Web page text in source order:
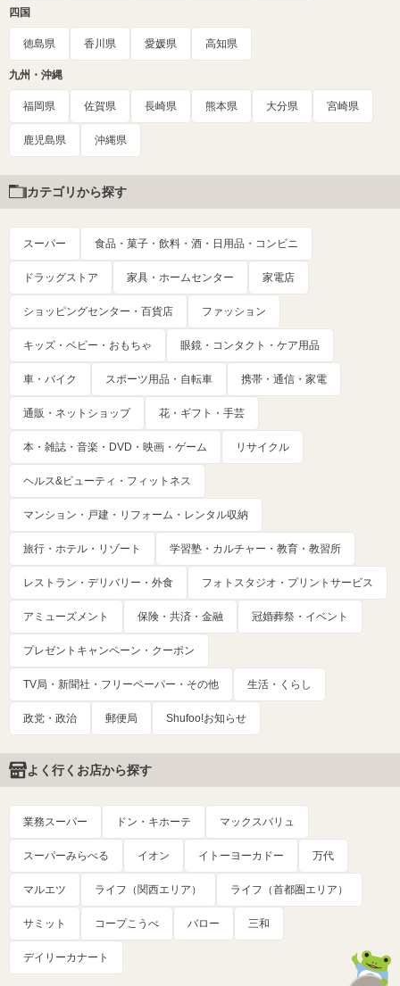
四国
徳島県 香川県 愛媛県 高知県
九州・沖縄
福岡県 佐賀県 長崎県 熊本県 大分県 宮崎県
鹿児島県 沖縄県
カテゴリから探す
スーパー 食品・菓子・飲料・酒・日用品・コンビニ
ドラッグストア 家具・ホームセンター 家電店
ショッピングセンター・百貨店 ファッション
キッズ・ベビー・おもちゃ 眼鏡・コンタクト・ケア用品
車・バイク スポーツ用品・自転車 携帯・通信・家電
通販・ネットショップ 花・ギフト・手芸
本・雑誌・音楽・DVD・映画・ゲーム リサイクル
ヘルス&ビューティ・フィットネス
マンション・戸建・リフォーム・レンタル収納
旅行・ホテル・リゾート 学習塾・カルチャー・教育・教習所
レストラン・デリバリー・外食 フォトスタジオ・プリントサービス
アミューズメント 保険・共済・金融 冠婚葬祭・イベント
プレゼントキャンペーン・クーポン
TV局・新聞社・フリーペーパー・その他 生活・くらし
政党・政治 郵便局 Shufoo!お知らせ
よく行くお店から探す
業務スーパー ドン・キホーテ マックスバリュ
スーパーみらべる イオン イトーヨーカドー 万代
マルエツ ライフ（関西エリア） ライフ（首都圏エリア）
サミット コープこうべ バロー 三和
デイリーカナート